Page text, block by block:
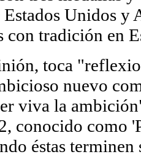
Unidos
con tradición en
toca
nuevo
viva la
conocido como
éstas terminen